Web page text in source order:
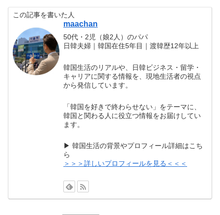
この記事を書いた人
maachan
50代・2児（娘2人）のパパ
日韓夫婦｜韓国在住5年目｜渡韓歴12年以上
韓国生活のリアルや、日韓ビジネス・留学・
キャリアに関する情報を、現地生活者の視点
から発信しています。
「韓国を好きで終わらせない」をテーマに、
韓国と関わる人に役立つ情報をお届けしてい
ます。
▶ 韓国生活の背景やプロフィール詳細はこち
ら
＞＞＞詳しいプロフィールを見る＜＜＜